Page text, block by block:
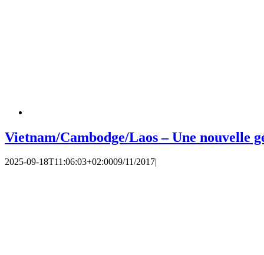
Vietnam/Cambodge/Laos – Une nouvelle
2025-09-18T11:06:03+02:0009/11/2017|